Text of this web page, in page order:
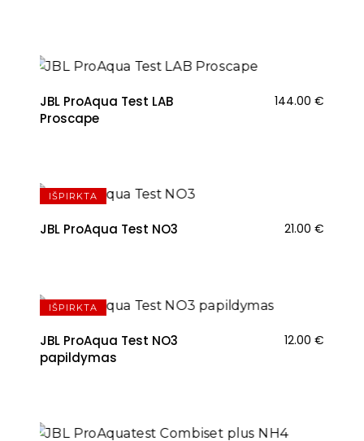
JBL ProAqua Test LAB
Proscape
144.00 €
IŠPIRKTA
JBL ProAqua Test NO3 21.00 €
IŠPIRKTA
JBL ProAqua Test NO3
papildymas
12.00 €